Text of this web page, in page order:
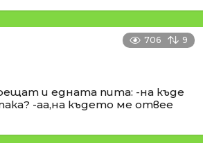
706 9
и едната пита: -на къде
-аа,на където ме отвее